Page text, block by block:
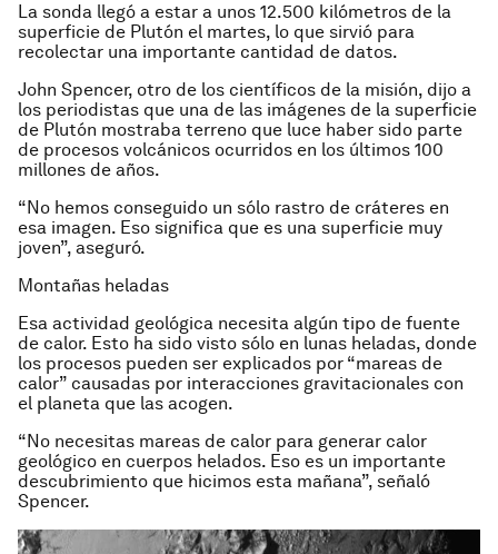
La sonda llegó a estar a unos 12.500 kilómetros de la
superficie de Plutón el martes, lo que sirvió para
recolectar una importante cantidad de datos.
John Spencer, otro de los científicos de la misión, dijo a
los periodistas que una de las imágenes de la superficie
de Plutón mostraba terreno que luce haber sido parte
de procesos volcánicos ocurridos en los últimos 100
millones de años.
“No hemos conseguido un sólo rastro de cráteres en
esa imagen. Eso significa que es una superficie muy
joven”, aseguró.
Montañas heladas
Esa actividad geológica necesita algún tipo de fuente
de calor. Esto ha sido visto sólo en lunas heladas, donde
los procesos pueden ser explicados por “mareas de
calor” causadas por interacciones gravitacionales con
el planeta que las acogen.
“No necesitas mareas de calor para generar calor
geológico en cuerpos helados. Eso es un importante
descubrimiento que hicimos esta mañana”, señaló
Spencer.